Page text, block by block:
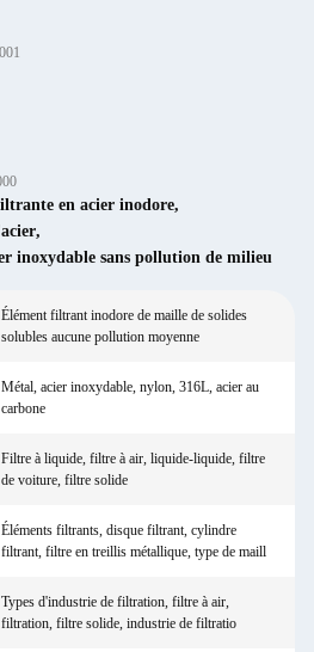
en acier inodore,
,
inoxydable sans pollution de milieu
Élément filtrant inodore de maille de solides
solubles aucune pollution moyenne
Métal, acier inoxydable, nylon, 316L, acier au
carbone
Filtre à liquide, filtre à air, liquide-liquide, filtre
de voiture, filtre solide
Éléments filtrants, disque filtrant, cylindre
filtrant, filtre en treillis métallique, type de maill
Types d'industrie de filtration, filtre à air,
filtration, filtre solide, industrie de filtratio